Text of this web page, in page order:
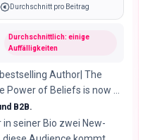
Durchschnitt pro Beitrag
Durchschnittlich: einige
Auffälligkeiten
Author| The
Power of Beliefs is now a
B2B.
in seiner Bio zwei New-